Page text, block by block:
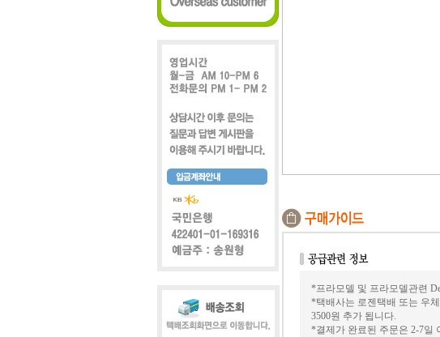
*프라모델 및 프라모델관련
*택배사는 로젠택배 또는 우
3500원 추가 됩니다.
*결제가 완료된 주문은 2-7일